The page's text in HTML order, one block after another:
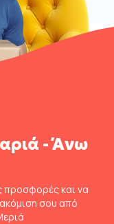
- Άνω
προσφορές και να
σου από